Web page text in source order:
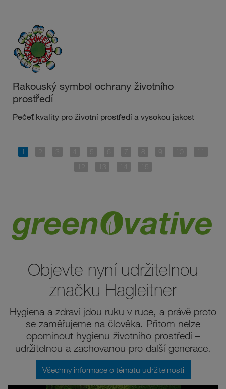
Rakouský symbol ochrany životního
prostředí
Pečeť kvality pro životní prostředí a vysokou jakost
Objevte nyní udržitelnou
značku Hagleitner
Hygiena a zdraví jdou ruku v ruce, a právě proto
se zaměřujeme na člověka. Přitom nelze
opominout hygienu životního prostředí –
udržitelnou a zachovanou pro další generace.
Všechny informace o tématu udržitelnosti